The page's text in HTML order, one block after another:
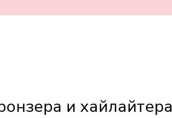
и хайлайтера